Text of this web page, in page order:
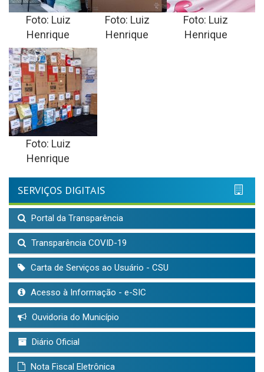
Foto: Luiz
Henrique
Foto: Luiz
Henrique
Foto: Luiz
Henrique
Foto: Luiz
Henrique
SERVIÇOS DIGITAIS
Portal da Transparência
Transparência COVID-19
Carta de Serviços ao Usuário - CSU
Acesso à Informação - e-SIC
Ouvidoria do Município
Diário Oficial
Nota Fiscal Eletrônica